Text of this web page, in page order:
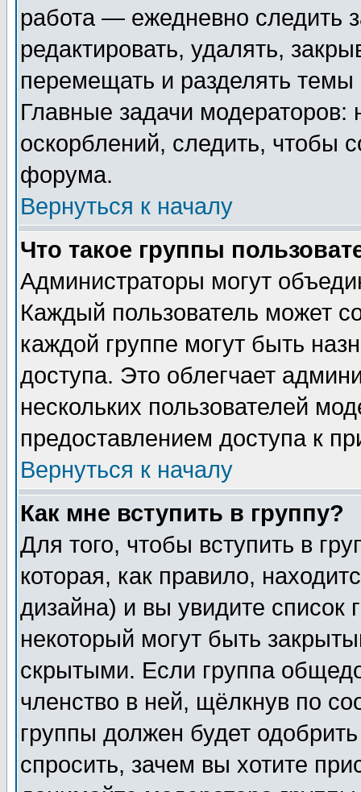
работа — ежедневно следить
редактировать, удалять,
перемещать и разделять
Главные задачи
оскорблений, следить, чтобы
форума.
Вернуться к началу
Что такое группы
Администраторы могут
Каждый пользователь может
каждой группе могут быть
доступа. Это облегчает
нескольких пользователей
предоставлением доступа к
Вернуться к началу
Как мне вступить в группу?
Для того, чтобы вступить в
которая, как правило,
дизайна) и вы увидите список
некоторый могут быть
скрытыми. Если группа
членство в ней, щёлкнув по
группы должен будет
спросить, зачем вы хотите